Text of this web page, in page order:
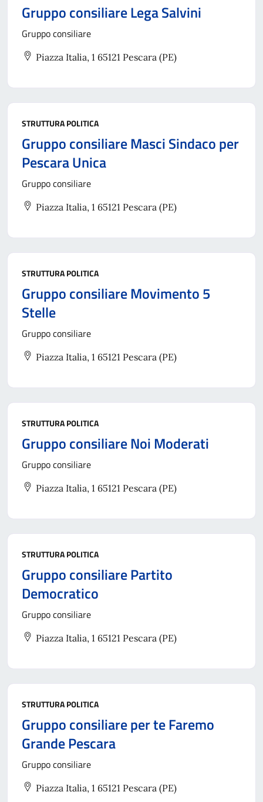
Gruppo consiliare Lega Salvini
Gruppo consiliare
Piazza Italia, 1 65121 Pescara (PE)
STRUTTURA POLITICA
Gruppo consiliare Masci Sindaco per
Pescara Unica
Gruppo consiliare
Piazza Italia, 1 65121 Pescara (PE)
STRUTTURA POLITICA
Gruppo consiliare Movimento 5
Stelle
Gruppo consiliare
Piazza Italia, 1 65121 Pescara (PE)
STRUTTURA POLITICA
Gruppo consiliare Noi Moderati
Gruppo consiliare
Piazza Italia, 1 65121 Pescara (PE)
STRUTTURA POLITICA
Gruppo consiliare Partito
Democratico
Gruppo consiliare
Piazza Italia, 1 65121 Pescara (PE)
STRUTTURA POLITICA
Gruppo consiliare per te Faremo
Grande Pescara
Gruppo consiliare
Piazza Italia, 1 65121 Pescara (PE)